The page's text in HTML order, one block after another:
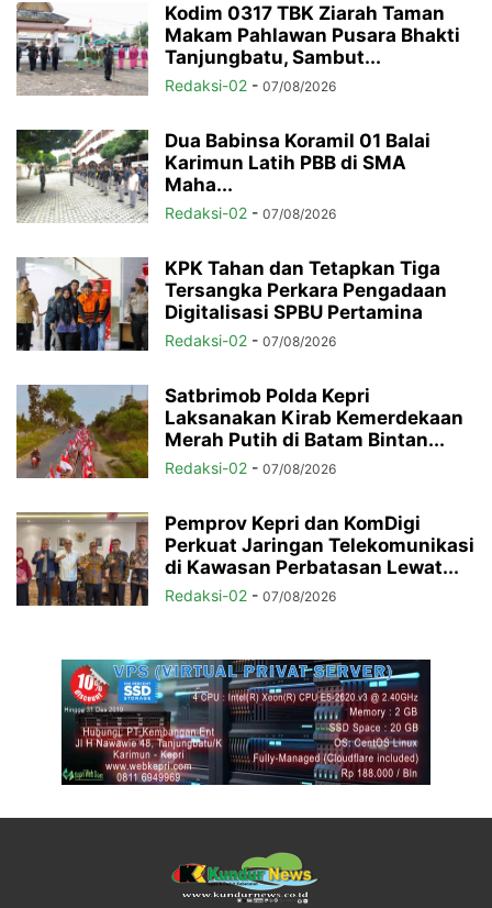
Kodim 0317 TBK Ziarah Taman
Makam Pahlawan Pusara Bhakti
Tanjungbatu, Sambut...
Redaksi-02 - 07/08/2026
Dua Babinsa Koramil 01 Balai
Karimun Latih PBB di SMA
Maha...
Redaksi-02 - 07/08/2026
KPK Tahan dan Tetapkan Tiga
Tersangka Perkara Pengadaan
Digitalisasi SPBU Pertamina
Redaksi-02 - 07/08/2026
Satbrimob Polda Kepri
Laksanakan Kirab Kemerdekaan
Merah Putih di Batam Bintan...
Redaksi-02 - 07/08/2026
Pemprov Kepri dan KomDigi
Perkuat Jaringan Telekomunikasi
di Kawasan Perbatasan Lewat...
Redaksi-02 - 07/08/2026